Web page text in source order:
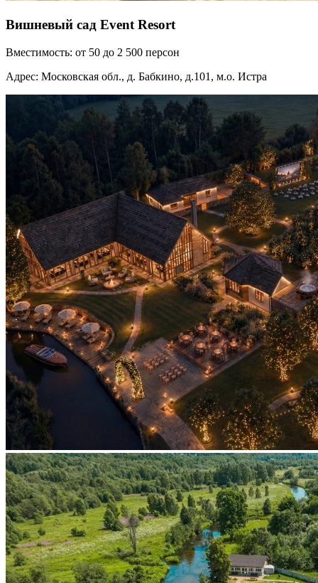
Вишневый сад Event Resort
Вместимость: от 50 до 2 500 персон
Адрес: Московская обл., д. Бабкино, д.101, м.о. Истра